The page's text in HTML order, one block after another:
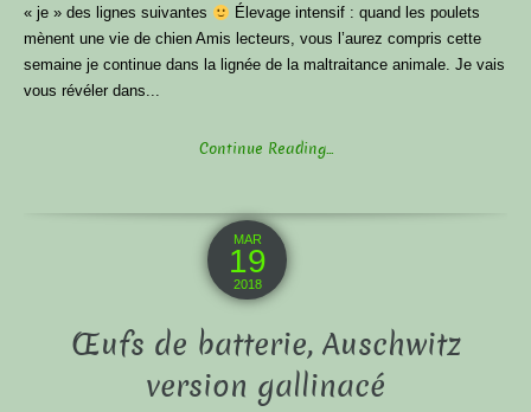
« je » des lignes suivantes
Élevage intensif : quand les poulets
mènent une vie de chien Amis lecteurs, vous l’aurez compris cette
semaine je continue dans la lignée de la maltraitance animale. Je vais
vous révéler dans...
Continue Reading...
MAR
19
2018
Œufs de batterie, Auschwitz
version gallinacé